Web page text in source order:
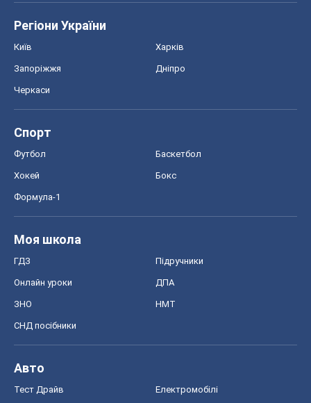
Регіони України
Київ Харків
Запоріжжя Дніпро
Черкаси
Спорт
Футбол Баскетбол
Хокей Бокс
Формула-1
Моя школа
ГДЗ Підручники
Онлайн уроки ДПА
ЗНО НМТ
СНД посібники
Авто
Тест Драйв Електромобілі